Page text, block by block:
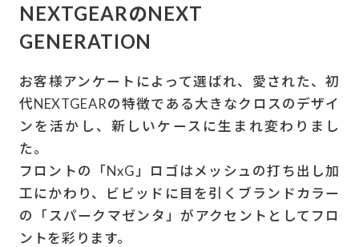
NEXTGEARのNEXT
GENERATION
お客様アンケートによって選ばれ、愛された、初
代NEXTGEARの特徴である大きなクロスのデザイ
ンを活かし、新しいケースに生まれ変わりまし
た。
フロントの「NxG」ロゴはメッシュの打ち出し加
工にかわり、ビビッドに目を引くブランドカラー
の「スパークマゼンタ」がアクセントとしてフロ
ントを彩ります。